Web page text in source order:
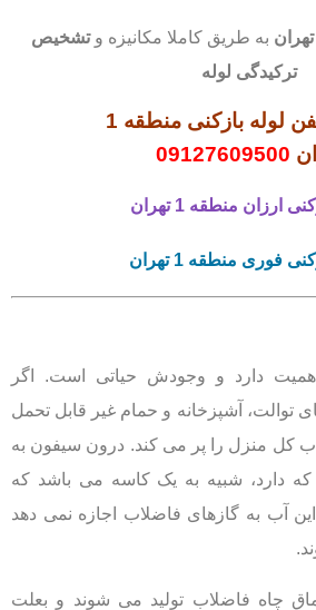
به طریق کاملا مکانیزه وتشخیص
ترکیدگی لوله
شماره تلفن لوله بازکنی منطقه 1
09127609500
ارزان منطقه 1 تهران
فوری منطقه 1 تهران
دارد و وجودش حیاتی است. اگر
آشپزخانه و حمام غیر قابل تحمل
کل منزل را پر می کند. درون سیفون به
که دارد، شبیه به یک کاسه می باشد که
آب به گازهای فاضلاب
اجازه نمی دهد
چاه فاضلاب تولید می شوند و بعلت